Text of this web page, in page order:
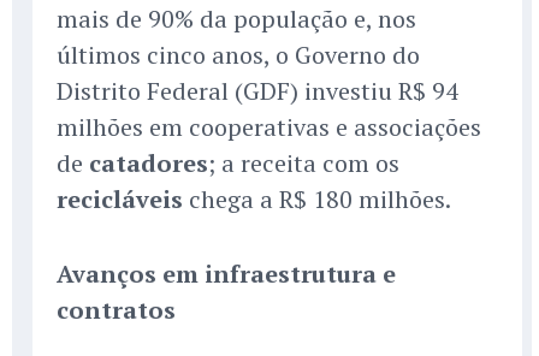
mais de 90% da população e, nos
últimos cinco anos, o Governo do
Distrito Federal (GDF) investiu R$ 94
milhões em cooperativas e associações
de catadores; a receita com os
recicláveis chega a R$ 180 milhões.
Avanços em infraestrutura e
contratos